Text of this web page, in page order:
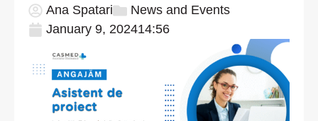
Ana Spatari
News and Events
January 9, 202414:56